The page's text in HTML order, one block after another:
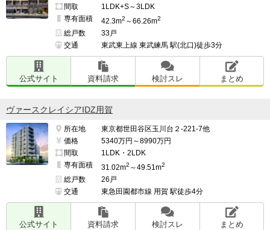
間取
1LDK+S～3LDK
専有面積
42.3m2 ～66.26m2
総戸数
33戸
交通
東武東上線 東武練馬 駅(北口)徒歩3分
公式サイト 資料請求 検討スレ まとめ
ヴァースクレイシアIDZ用賀
所在地
東京都世田谷区玉川台２-221-7他
価格
5340万円～8990万円
間取
1LDK・2LDK
専有面積
31.02m2 ～49.51m2
総戸数
26戸
交通
東急田園都市線 用賀 駅徒歩4分
公式サイト 資料請求 検討スレ まとめ